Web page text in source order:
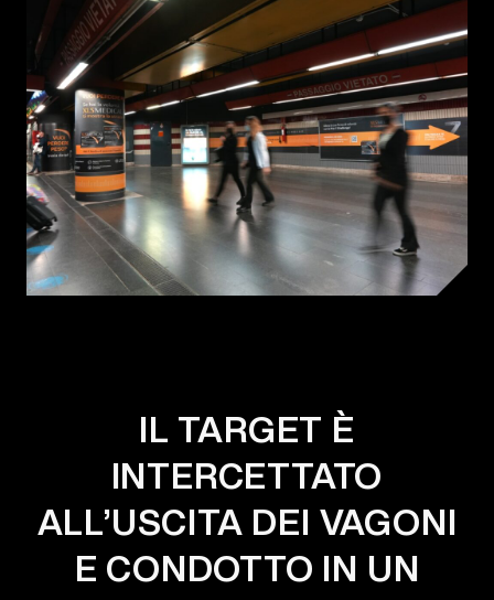
IL TARGET È
INTERCETTATO
ALL’USCITA DEI VAGONI
E CONDOTTO IN UN